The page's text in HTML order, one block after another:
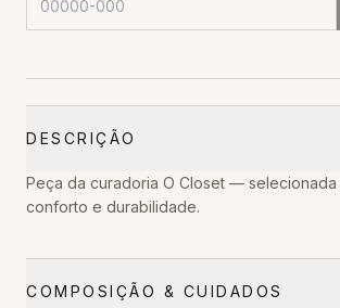
DESCRIÇÃO
Peça da curadoria O Closet — selecionada
conforto e durabilidade.
COMPOSIÇÃO & CUIDADOS